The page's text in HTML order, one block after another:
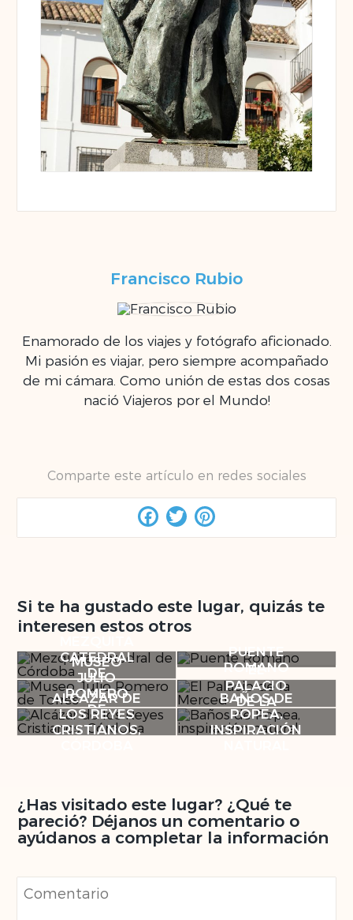
Francisco Rubio
Enamorado de los viajes y fotógrafo aficionado.
Mi pasión es viajar, pero siempre acompañado
de mi cámara. Como unión de estas dos cosas
nació Viajeros por el Mundo!
Comparte este artículo en redes sociales
Facebook
Twitter
Si te ha gustado este lugar, quizás te
interesen estos otros
CATEDRAL
DE
CÓRDOBA
PUENTE
ROMANO
MUSEO
JULIO
ROMERO
DE
TORRES
EL
PALACIO
DE LA
MERCED
ALCÁZAR DE
LOS REYES
CRISTIANOS,
BAÑOS DE
POPEA,
INSPIRACIÓN
¿Has visitado este lugar? ¿Qué te
pareció? Déjanos un comentario o
ayúdanos a completar la información